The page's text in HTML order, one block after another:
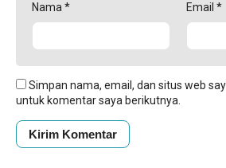
Nama* Email *
Simpan nama, email, dan situs web
untuk komentar saya berikutnya.